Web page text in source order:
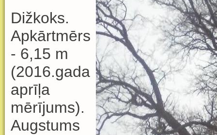
Dižkoks.
Apkārtmērs
- 6,15 m
(2016.gada
aprīļa
mērījums).
Augstums